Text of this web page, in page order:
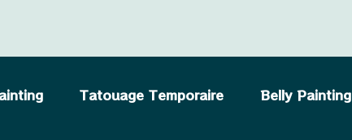
Tatouage Temporaire Belly Painting